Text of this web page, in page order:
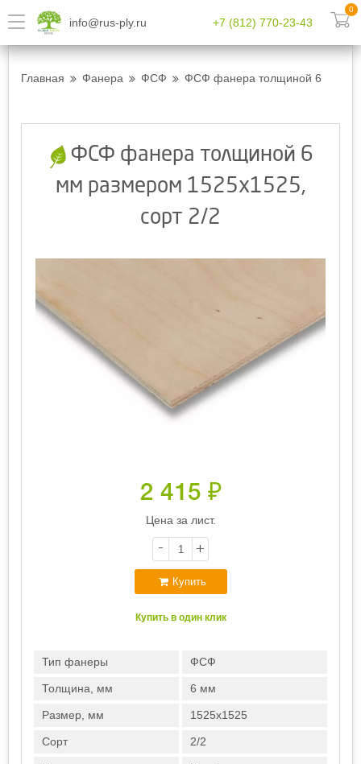
info@rus-ply.ru +7 (812) 770-23-43
0
Главная Фанера ФСФ ФСФ фанера толщиной 6 мм
ФСФ фанера толщиной 6
мм размером 1525x1525,
сорт 2/2
2 415 ₽
Цена за лист.
- +
Купить
Купить в один клик
Тип фанеры ФСФ
Толщина, мм 6 мм
Размер, мм 1525х1525
Сорт 2/2